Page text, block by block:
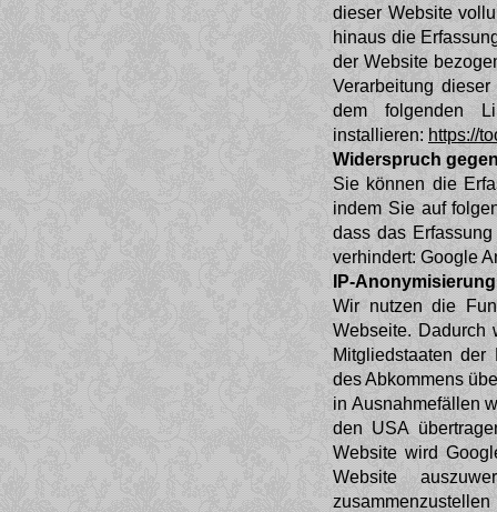
dieser Website
hinaus die
der Website
Verarbeitung
dem folgenden
installieren: https://
Widerspruch
Sie können die
indem Sie auf
dass das
verhindert: Google
IP-Anonymisierung
Wir nutzen die
Webseite. Dadurch
Mitgliedstaaten der
des Abkommens
in Ausnahmefällen
den USA
Website wird
Website